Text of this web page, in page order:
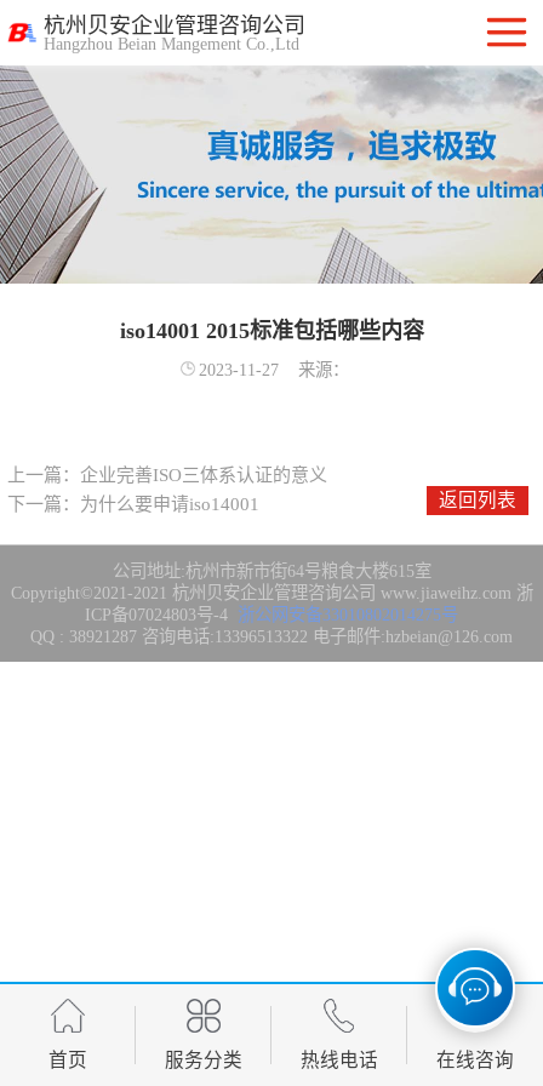
杭州贝安企业管理咨询公司
Hangzhou Beian Mangement Co.,Ltd
iso14001 2015标准包括哪些内容
2023-11-27 来源：
上一篇： 企业完善ISO三体系认证的意义
下一篇： 为什么要申请iso14001 返回列表
公司地址:杭州市新市街64号粮食大楼615室
Copyright©2021-2021 杭州贝安企业管理咨询公司 www.jiaweihz.com 浙
ICP备07024803号-4 浙公网安备33010802014275号
QQ : 38921287 咨询电话:13396513322 电子邮件:hzbeian@126.com
首页 服务分类 热线电话 在线咨询
ISO9001质量管
理体系认证
ISO14001环境管
理体系认证
OHSAS18001职
业健康安全管理
ISO27001信息安
务标准咨询服务
计算机信息系统
集成3/4/5级
IATF16949管理